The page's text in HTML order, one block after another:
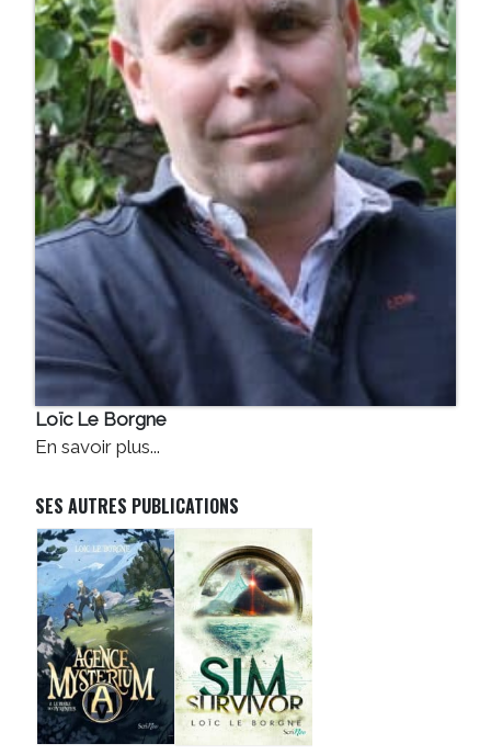
Loïc Le Borgne
En savoir plus...
SES AUTRES PUBLICATIONS